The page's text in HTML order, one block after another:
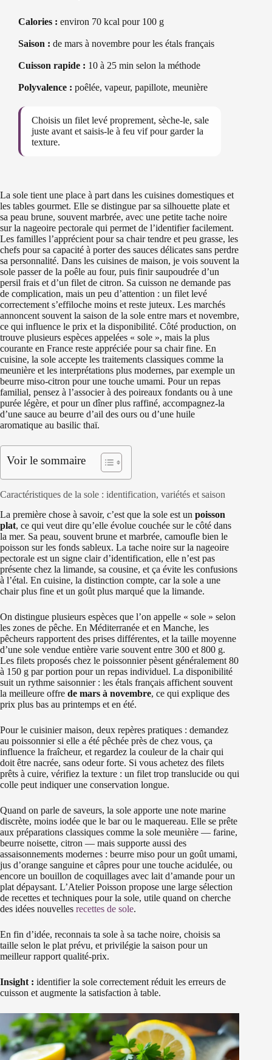
Calories : environ 70 kcal pour 100 g
Saison : de mars à novembre pour les étals français
Cuisson rapide : 10 à 25 min selon la méthode
Polyvalence : poêlée, vapeur, papillote, meunière
Choisis un filet levé proprement, sèche-le, sale
juste avant et saisis-le à feu vif pour garder la
texture.
La sole tient une place à part dans les cuisines domestiques et
les tables gourmet. Elle se distingue par sa silhouette plate et
sa peau brune, souvent marbrée, avec une petite tache noire
sur la nageoire pectorale qui permet de l’identifier facilement.
Les familles l’apprécient pour sa chair tendre et peu grasse, les
chefs pour sa capacité à porter des sauces délicates sans perdre
sa personnalité. Dans les cuisines de maison, je vois souvent la
sole passer de la poêle au four, puis finir saupoudrée d’un
persil frais et d’un filet de citron. Sa cuisson ne demande pas
de complication, mais un peu d’attention : un filet levé
correctement s’effiloche moins et reste juteux. Les marchés
annoncent souvent la saison de la sole entre mars et novembre,
ce qui influence le prix et la disponibilité. Côté production, on
trouve plusieurs espèces appelées « sole », mais la plus
courante en France reste appréciée pour sa chair fine. En
cuisine, la sole accepte les traitements classiques comme la
meunière et les interprétations plus modernes, par exemple un
beurre miso-citron pour une touche umami. Pour un repas
familial, pensez à l’associer à des poireaux fondants ou à une
purée légère, et pour un dîner plus raffiné, accompagnez-la
d’une sauce au beurre d’ail des ours ou d’une huile
aromatique au basilic thaï.
Voir le sommaire
Caractéristiques de la sole : identification, variétés et saison
La première chose à savoir, c’est que la sole est un poisson
plat, ce qui veut dire qu’elle évolue couchée sur le côté dans
la mer. Sa peau, souvent brune et marbrée, camoufle bien le
poisson sur les fonds sableux. La tache noire sur la nageoire
pectorale est un signe clair d’identification, elle n’est pas
présente chez la limande, sa cousine, et ça évite les confusions
à l’étal. En cuisine, la distinction compte, car la sole a une
chair plus fine et un goût plus marqué que la limande.
On distingue plusieurs espèces que l’on appelle « sole » selon
les zones de pêche. En Méditerranée et en Manche, les
pêcheurs rapportent des prises différentes, et la taille moyenne
d’une sole vendue entière varie souvent entre 300 et 800 g.
Les filets proposés chez le poissonnier pèsent généralement 80
à 150 g par portion pour un repas individuel. La disponibilité
suit un rythme saisonnier : les étals français affichent souvent
la meilleure offre de mars à novembre, ce qui explique des
prix plus bas au printemps et en été.
Pour le cuisinier maison, deux repères pratiques : demandez
au poissonnier si elle a été pêchée près de chez vous, ça
influence la fraîcheur, et regardez la couleur de la chair qui
doit être nacrée, sans odeur forte. Si vous achetez des filets
prêts à cuire, vérifiez la texture : un filet trop translucide ou qui
colle peut indiquer une conservation longue.
Quand on parle de saveurs, la sole apporte une note marine
discrète, moins iodée que le bar ou le maquereau. Elle se prête
aux préparations classiques comme la sole meunière — farine,
beurre noisette, citron — mais supporte aussi des
assaisonnements modernes : beurre miso pour un goût umami,
jus d’orange sanguine et câpres pour une touche acidulée, ou
encore un bouillon de coquillages avec lait d’amande pour un
plat dépaysant. L’Atelier Poisson propose une large sélection
de recettes et techniques pour la sole, utile quand on cherche
des idées nouvelles recettes de sole.
En fin d’idée, reconnais ta sole à sa tache noire, choisis sa
taille selon le plat prévu, et privilégie la saison pour un
meilleur rapport qualité-prix.
Insight : identifier la sole correctement réduit les erreurs de
cuisson et augmente la satisfaction à table.